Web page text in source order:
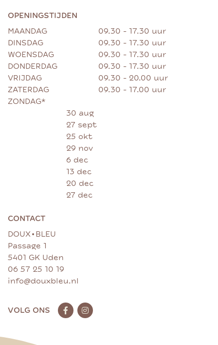
OPENINGSTIJDEN
MAANDAG
09.30 - 17.30 uur
DINSDAG
09.30 - 17.30 uur
WOENSDAG
09.30 - 17.30 uur
DONDERDAG
09.30 - 17.30 uur
VRIJDAG
09.30 - 20.00 uur
ZATERDAG
09.30 - 17.00 uur
ZONDAG*
30 aug
27 sept
25 okt
29 nov
6 dec
13 dec
20 dec
27 dec
CONTACT
DOUX • BLEU
Passage 1
5401 GK Uden
06 57 25 10 19
info@douxbleu.nl
VOLG ONS